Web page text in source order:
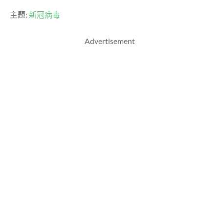
主題: 新冠病毒
Advertisement